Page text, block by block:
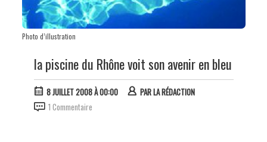
Photo d’illustration
la piscine du Rhône voit son avenir en bleu
8 JUILLET 2008 À 00:00 PARLA RÉDACTION
1 Commentaire